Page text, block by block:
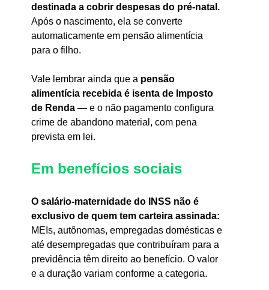
destinada a cobrir despesas do pré-natal.
Após o nascimento, ela se converte
automaticamente em pensão alimentícia
para o filho.
Vale lembrar ainda que a pensão
alimentícia recebida é isenta de Imposto
de Renda — e o não pagamento configura
crime de abandono material, com pena
prevista em lei.
Em benefícios sociais
O salário-maternidade do INSS não é
exclusivo de quem tem carteira assinada:
MEIs, autônomas, empregadas domésticas e
até desempregadas que contribuíram para a
previdência têm direito ao benefício. O valor
e a duração variam conforme a categoria.